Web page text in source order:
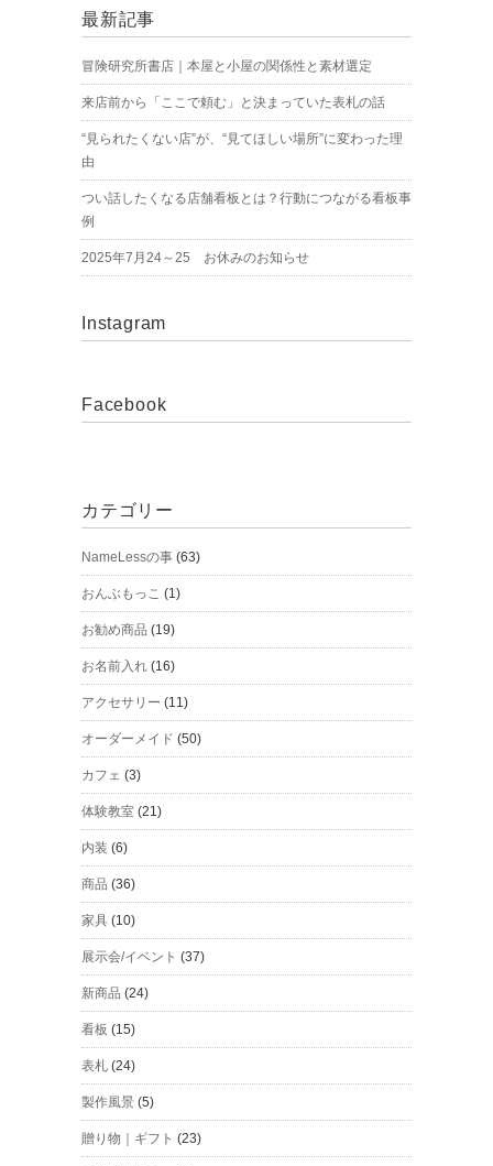
最新記事
冒険研究所書店｜本屋と小屋の関係性と素材選定
来店前から「ここで頼む」と決まっていた表札の話
“見られたくない店”が、“見てほしい場所”に変わった理
由
つい話したくなる店舗看板とは？行動につながる看板事
例
2025年7月24～25 お休みのお知らせ
Instagram
Facebook
カテゴリー
NameLessの事 (63)
おんぶもっこ (1)
お勧め商品 (19)
お名前入れ (16)
アクセサリー (11)
オーダーメイド (50)
カフェ (3)
体験教室 (21)
内装 (6)
商品 (36)
家具 (10)
展示会/イベント (37)
新商品 (24)
看板 (15)
表札 (24)
製作風景 (5)
贈り物｜ギフト (23)